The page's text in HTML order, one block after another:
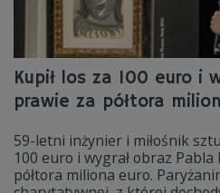
Kupił los za 100 euro i
prawie za półtora
59-letni inżynier i miłośnik
100 euro i wygrał obraz
półtora miliona euro.